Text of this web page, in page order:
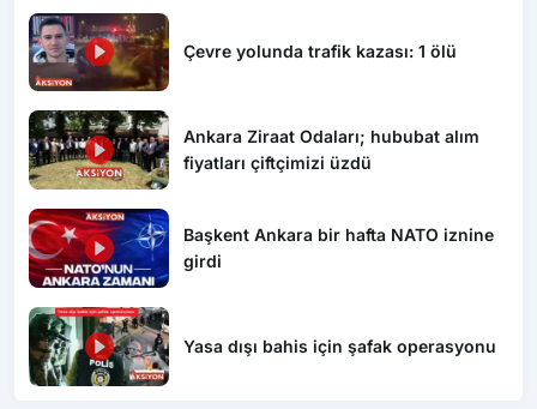
Çevre yolunda trafik kazası: 1 ölü
Ankara Ziraat Odaları; hububat alım
fiyatları çiftçimizi üzdü
Başkent Ankara bir hafta NATO iznine
girdi
Yasa dışı bahis için şafak operasyonu